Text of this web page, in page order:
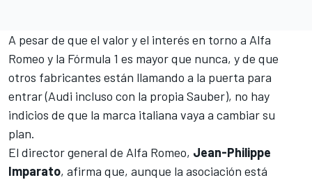
A pesar de que el valor y el interés en torno a Alfa
Romeo y la Fórmula 1 es mayor que nunca, y de que
otros fabricantes están llamando a la puerta para
entrar (Audi incluso con la propia Sauber), no hay
indicios de que la marca italiana vaya a cambiar su
plan.
El director general de Alfa Romeo, Jean-Philippe
Imparato, afirma que, aunque la asociación está